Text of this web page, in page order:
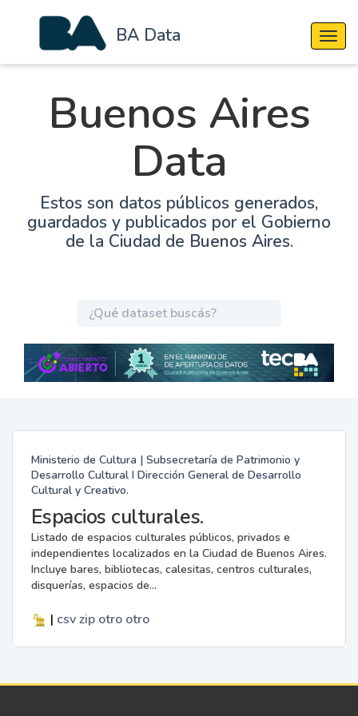
BA Data
Buenos Aires
Data
Estos son datos públicos generados,
guardados y publicados por el Gobierno
de la Ciudad de Buenos Aires.
Ministerio de Cultura | Subsecretaría de Patrimonio y
Desarrollo Cultural I Dirección General de Desarrollo
Cultural y Creativo.
Espacios culturales.
Listado de espacios culturales públicos, privados e
independientes localizados en la Ciudad de Buenos Aires.
Incluye bares, bibliotecas, calesitas, centros culturales,
disquerías, espacios de...
| csv zip otro otro